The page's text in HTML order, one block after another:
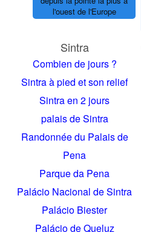
l'ouest de l'Europe
Sintra
Combien de jours ?
Sintra à pied et son relief
Sintra en 2 jours
palais de Sintra
Randonnée du Palais de
Pena
Parque da Pena
Palácio Nacional de Sintra
Palácio Biester
Palácio de Queluz